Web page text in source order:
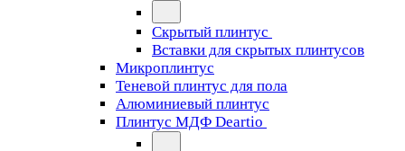
Скрытый плинтус
Вставки для скрытых плинтусов
Микроплинтус
Теневой плинтус для пола
Алюминиевый плинтус
Плинтус МДФ Deartio